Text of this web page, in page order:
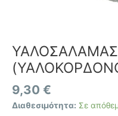
9,30 €
Διαθεσιμότητα: Σε